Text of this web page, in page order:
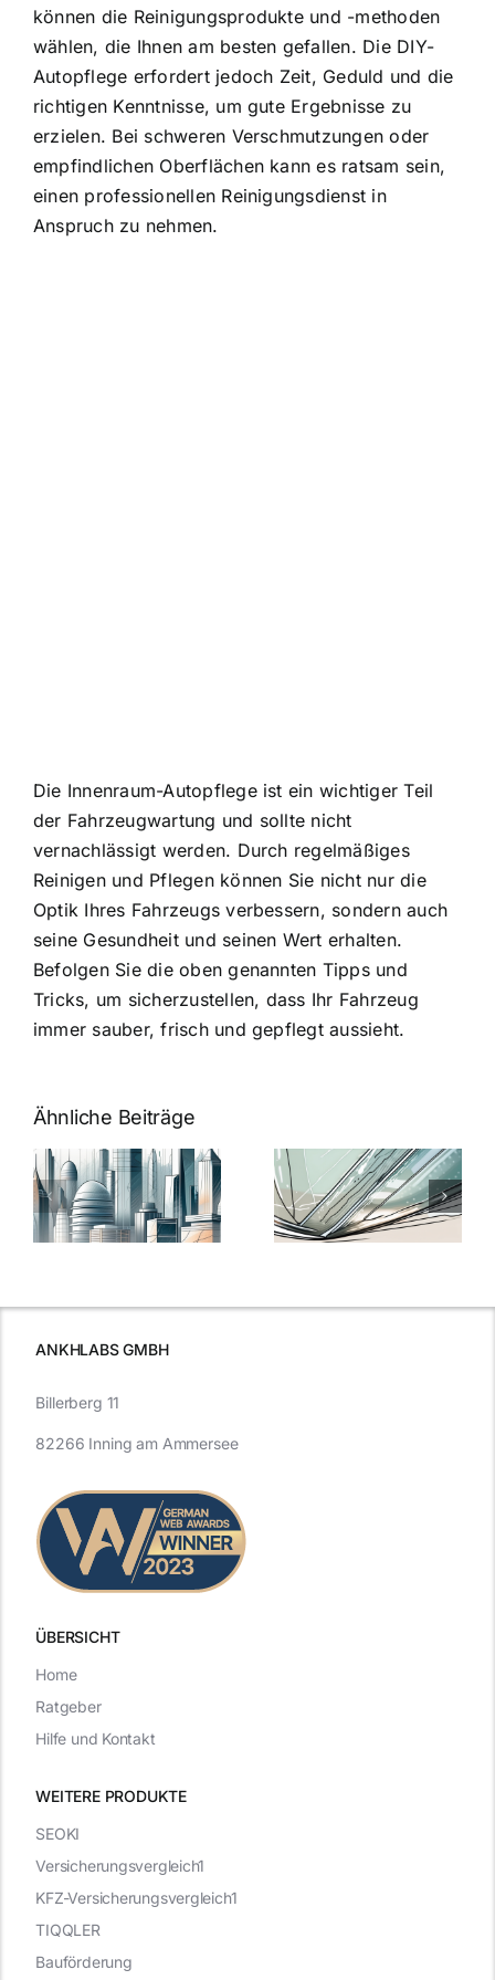
können die Reinigungsprodukte und -methoden
wählen, die Ihnen am besten gefallen. Die DIY-
Autopflege erfordert jedoch Zeit, Geduld und die
richtigen Kenntnisse, um gute Ergebnisse zu
erzielen. Bei schweren Verschmutzungen oder
empfindlichen Oberflächen kann es ratsam sein,
einen professionellen Reinigungsdienst in
Anspruch zu nehmen.
Die Innenraum-Autopflege ist ein wichtiger Teil
der Fahrzeugwartung und sollte nicht
vernachlässigt werden. Durch regelmäßiges
Reinigen und Pflegen können Sie nicht nur die
Optik Ihres Fahrzeugs verbessern, sondern auch
seine Gesundheit und seinen Wert erhalten.
Befolgen Sie die oben genannten Tipps und
Tricks, um sicherzustellen, dass Ihr Fahrzeug
immer sauber, frisch und gepflegt aussieht.
Ähnliche Beiträge
5 Gründe,
warum
Nanoversiegelung
auf Glas
7
Expertentipps
für maximale
ANKHLABS GMBH
ÜBERSICHT
WEITERE PRODUKTE
Billerberg 11
82266 Inning am Ammersee
SEOKI
Versicherungsvergleich1
KFZ-Versicherungsvergleich1
TIQQLER
Bauförderung
Home
Ratgeber
Hilfe und Kontakt